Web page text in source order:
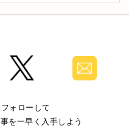
ォローして
を一早く入手しよう